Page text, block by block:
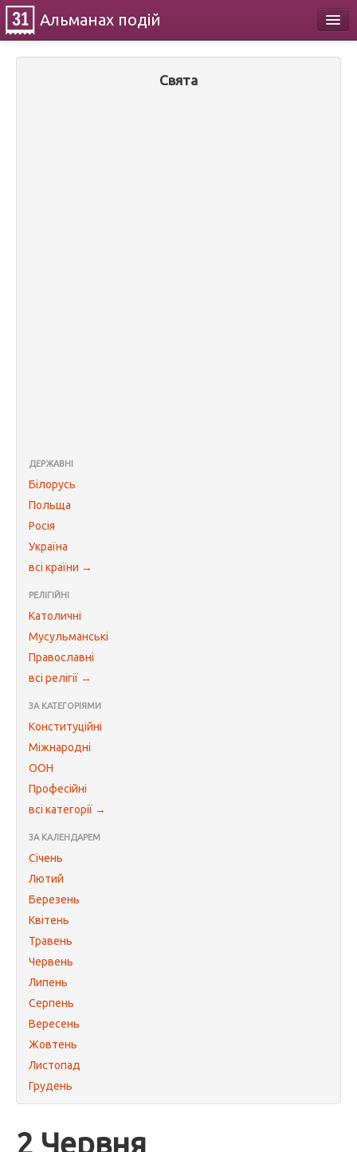
Альманах подій
Свята
ДЕРЖАВНІ
Білорусь
Польща
Росія
Україна
всі країни →
РЕЛІГІЙНІ
Католичні
Мусульманські
Православні
всі релігії →
ЗА КАТЕГОРІЯМИ
Конституційні
Міжнародні
ООН
Професійні
всі категорії →
ЗА КАЛЕНДАРЕМ
Січень
Лютий
Березень
Квітень
Травень
Червень
Липень
Серпень
Вересень
Жовтень
Листопад
Грудень
2 Червня